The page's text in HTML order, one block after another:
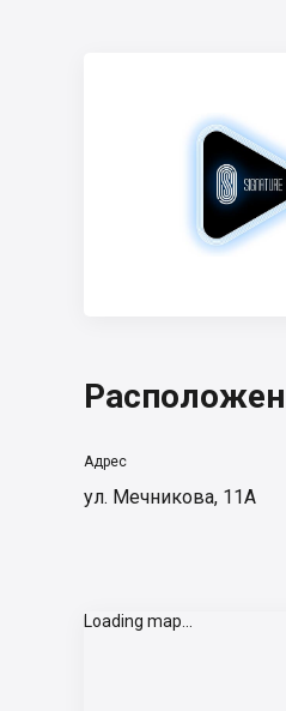
ЭК Сервис
Адрес
ул. Мечникова, 11А
Loading map...